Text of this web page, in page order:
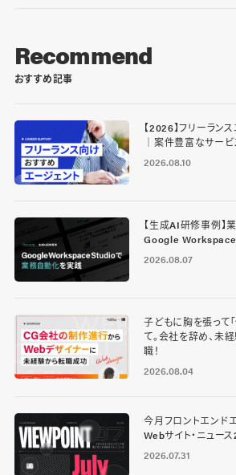
Recommend
おすすめ記事
【2026】フリーラン
｜案件豊富なサー
2026.08.10
【生成AI研修事例】
Google
2026.08.07
子どもに胸を張って
て。会社を辞め、未
職！
2026.08.04
今月フロントエンド
Webサイト・ニュー
2026.07.31